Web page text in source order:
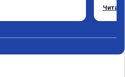
крутящего
подпинывать при
более
доволен.!
с